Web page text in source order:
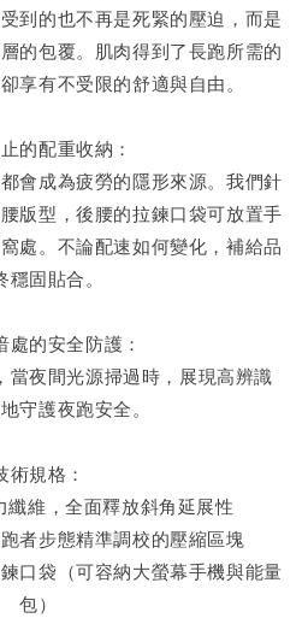
到的也不再是死緊的壓迫，而是
的包覆。肌肉得到了長跑所需的
享有不受限的舒適與自由。
的配重收納：
會成為疲勞的隱形來源。我們針
版型，後腰的拉鍊口袋可放置手
處。不論配速如何變化，補給品
穩固貼合。
處的安全防護：
當夜間光源掃過時，展現高辨識
守護夜跑安全。
術規格：
纖維，全面釋放斜角延展性
者步態精準調校的壓縮區塊
口袋（可容納大螢幕手機與能量
包）